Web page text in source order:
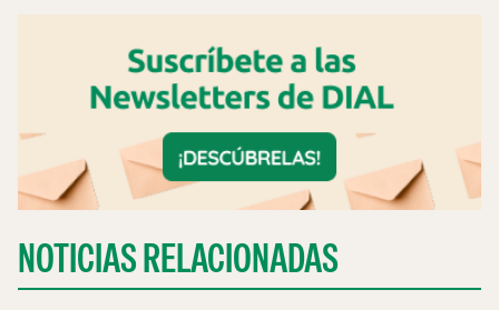
NOTICIAS RELACIONADAS